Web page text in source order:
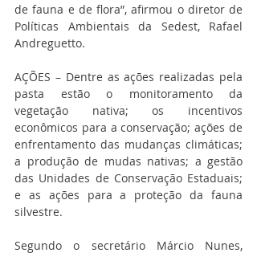
de fauna e de flora”, afirmou o diretor de
Políticas Ambientais da Sedest, Rafael
Andreguetto.
AÇÕES – Dentre as ações realizadas pela
pasta estão o monitoramento da
vegetação nativa; os incentivos
econômicos para a conservação; ações de
enfrentamento das mudanças climáticas;
a produção de mudas nativas; a gestão
das Unidades de Conservação Estaduais;
e as ações para a proteção da fauna
silvestre.
Segundo o secretário Márcio Nunes,